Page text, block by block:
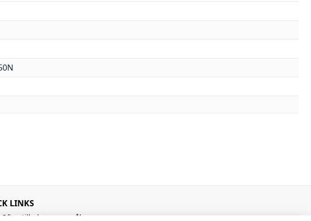
LINKS
Ofte stillede spørgsmål